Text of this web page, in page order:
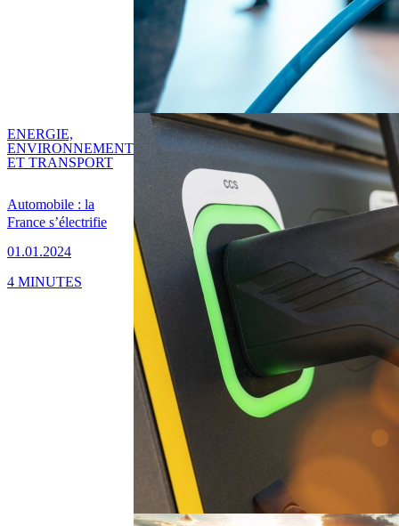
Automobile : la
France s’électrifie
01.01.2024
ENERGIE,
ENVIRONNEMENT
ET TRANSPORT
4 MINUTES